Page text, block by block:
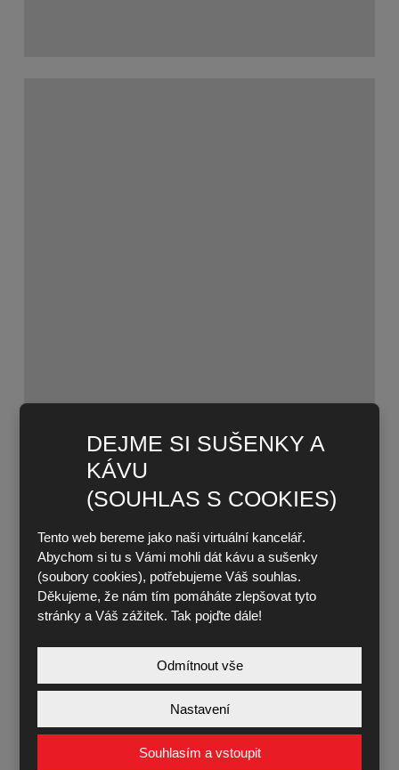
OBLASTI POUŽITÍ BETONOVÝCH
ODLUČOVAČŮ AQUAFIX
Železobetonové odlučovače lehkých kapalin se
vyžadován střední až vysoký průtok, jako jsou
místní silnice, továrny, městské zpevněné plochy
nebo parkoviště.
DEJME SI SUŠENKY A
KÁVU
(SOUHLAS S COOKIES)
Tento web bereme jako naši virtuální kancelář.
Abychom si tu s Vámi mohli dát kávu a sušenky
(soubory cookies), potřebujeme Váš souhlas.
Děkujeme, že nám tím pomáháte zlepšovat tyto
stránky a Váš zážitek. Tak pojďte dále!
Odmítnout vše
Nastavení
Souhlasím a vstoupit